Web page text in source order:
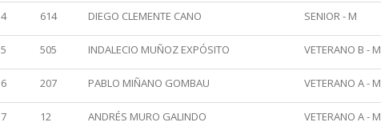
4 614 DIEGO CLEMENTE CANO SENIOR - M
5 505 INDALECIO MUÑOZ EXPÓSITO VETERANO B - M
6 207 PABLO MIÑANO GOMBAU VETERANO A - M
7 12 ANDRÉS MURO GALINDO VETERANO A - M